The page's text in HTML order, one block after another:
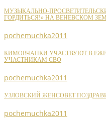
МУЗЫКАЛЬНО-
ГОРДИТЬСЯ!» НА ВЕНЕВСКОМ
pochemuchka2011
КИМОВЧАНКИ УЧАСТВУЮТ В
УЧАСТНИКАМ СВО
pochemuchka2011
УЗЛОВСКИЙ ЖЕНСОВЕТ
pochemuchka2011